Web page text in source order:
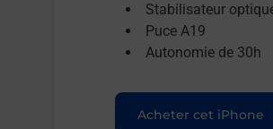
Stabilisateur
Puce A19
Autonomie de 30h
Acheter cet iPhone